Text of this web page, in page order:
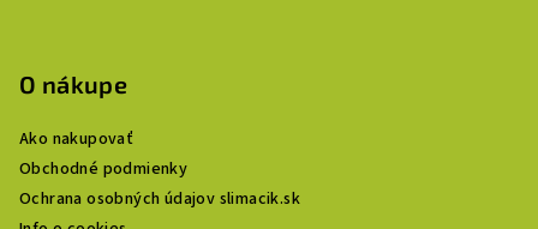
O nákupe
Ako nakupovať
Obchodné podmienky
Ochrana osobných údajov slimacik.sk